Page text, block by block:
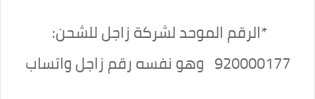
*الرقم الموحد لشركة زاجل للشحن:
920000177 وهو نفسه رقم زاجل واتساب